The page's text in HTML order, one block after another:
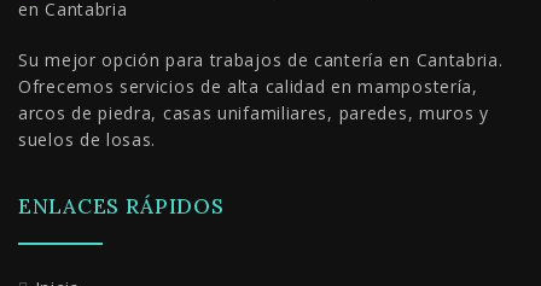
Su mejor opción para trabajos de cantería en Cantabria.
Ofrecemos servicios de alta calidad en mampostería,
arcos de piedra, casas unifamiliares, paredes, muros y
suelos de losas.
ENLACES RÁPIDOS